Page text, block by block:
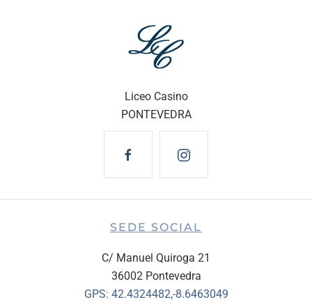
Liceo Casino
PONTEVEDRA
SEDE SOCIAL
C/ Manuel Quiroga 21
36002 Pontevedra
GPS: 42.4324482,-8.6463049